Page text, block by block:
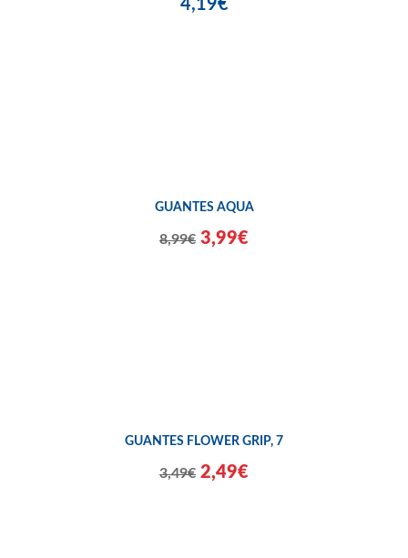
4,19€
GUANTES AQUA
8,99€ 3,99€
GUANTES FLOWER GRIP, 7
3,49€ 2,49€